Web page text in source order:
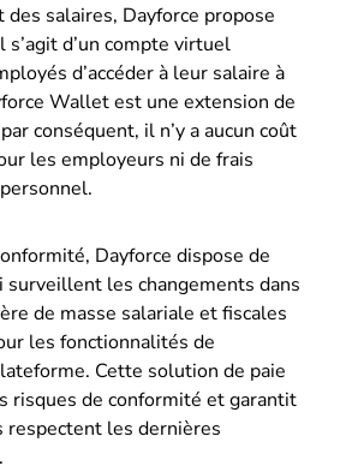
salaires, Dayforce propose
d’un compte virtuel
d’accéder à leur salaire à
Wallet est une extension de
conséquent, il n’y a aucun coût
les employeurs ni de frais
Dayforce dispose de
surveillent les changements dans
de masse salariale et fiscales
les fonctionnalités de
Cette solution de paie
risques de conformité et garantit
respectent les dernières